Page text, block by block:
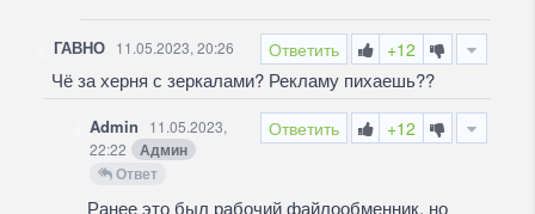
Ответить +12
ГАВНО 11.05.2023, 20:26
Чё за херня с зеркалами? Рекламу пихаешь??
Ответить +12
Admin
11.05.2023,
22:22
Админ
Ответ
Ранее это был рабочий файлообменник, но